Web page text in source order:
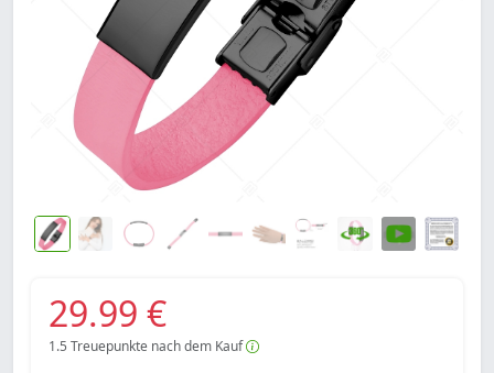
29.99 €
1.5 Treuepunkte nach dem Kauf